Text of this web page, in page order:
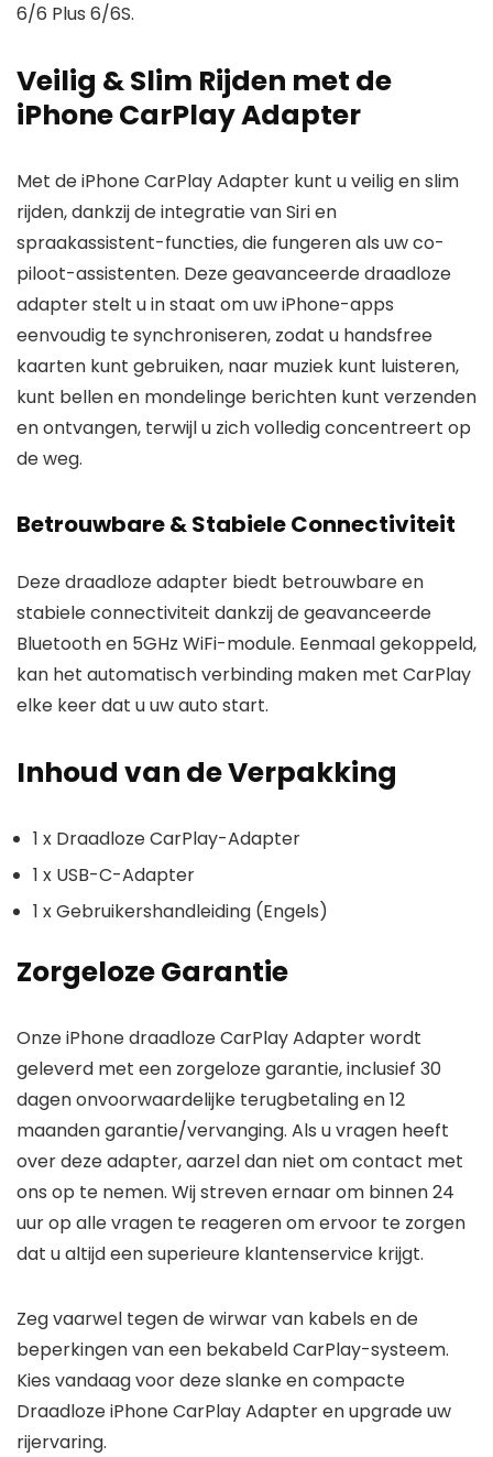
6/6 Plus 6/6S.
Veilig & Slim Rijden met de
iPhone CarPlay Adapter
Met de iPhone CarPlay Adapter kunt u veilig en slim
rijden, dankzij de integratie van Siri en
spraakassistent-functies, die fungeren als uw co-
piloot-assistenten. Deze geavanceerde draadloze
adapter stelt u in staat om uw iPhone-apps
eenvoudig te synchroniseren, zodat u handsfree
kaarten kunt gebruiken, naar muziek kunt luisteren,
kunt bellen en mondelinge berichten kunt verzenden
en ontvangen, terwijl u zich volledig concentreert op
de weg.
Betrouwbare & Stabiele Connectiviteit
Deze draadloze adapter biedt betrouwbare en
stabiele connectiviteit dankzij de geavanceerde
Bluetooth en 5GHz WiFi-module. Eenmaal gekoppeld,
kan het automatisch verbinding maken met CarPlay
elke keer dat u uw auto start.
Inhoud van de Verpakking
1 x Draadloze CarPlay-Adapter
1 x USB-C-Adapter
1 x Gebruikershandleiding (Engels)
Zorgeloze Garantie
Onze iPhone draadloze CarPlay Adapter wordt
geleverd met een zorgeloze garantie, inclusief 30
dagen onvoorwaardelijke terugbetaling en 12
maanden garantie/vervanging. Als u vragen heeft
over deze adapter, aarzel dan niet om contact met
ons op te nemen. Wij streven ernaar om binnen 24
uur op alle vragen te reageren om ervoor te zorgen
dat u altijd een superieure klantenservice krijgt.
Zeg vaarwel tegen de wirwar van kabels en de
beperkingen van een bekabeld CarPlay-systeem.
Kies vandaag voor deze slanke en compacte
Draadloze iPhone CarPlay Adapter en upgrade uw
rijervaring.